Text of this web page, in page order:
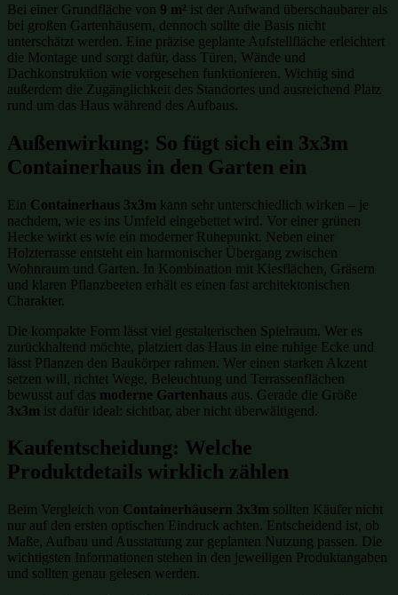
Bei einer Grundfläche von 9 m² ist der Aufwand überschaubarer als
bei großen Gartenhäusern, dennoch sollte die Basis nicht
unterschätzt werden. Eine präzise geplante Aufstellfläche erleichtert
die Montage und sorgt dafür, dass Türen, Wände und
Dachkonstruktion wie vorgesehen funktionieren. Wichtig sind
außerdem die Zugänglichkeit des Standortes und ausreichend Platz
rund um das Haus während des Aufbaus.
Außenwirkung: So fügt sich ein 3x3m
Containerhaus in den Garten ein
Ein Containerhaus 3x3m kann sehr unterschiedlich wirken – je
nachdem, wie es ins Umfeld eingebettet wird. Vor einer grünen
Hecke wirkt es wie ein moderner Ruhepunkt. Neben einer
Holzterrasse entsteht ein harmonischer Übergang zwischen
Wohnraum und Garten. In Kombination mit Kiesflächen, Gräsern
und klaren Pflanzbeeten erhält es einen fast architektonischen
Charakter.
Die kompakte Form lässt viel gestalterischen Spielraum. Wer es
zurückhaltend möchte, platziert das Haus in eine ruhige Ecke und
lässt Pflanzen den Baukörper rahmen. Wer einen starken Akzent
setzen will, richtet Wege, Beleuchtung und Terrassenflächen
bewusst auf das moderne Gartenhaus aus. Gerade die Größe
3x3m ist dafür ideal: sichtbar, aber nicht überwältigend.
Kaufentscheidung: Welche
Produktdetails wirklich zählen
Beim Vergleich von Containerhäusern 3x3m sollten Käufer nicht
nur auf den ersten optischen Eindruck achten. Entscheidend ist, ob
Maße, Aufbau und Ausstattung zur geplanten Nutzung passen. Die
wichtigsten Informationen stehen in den jeweiligen Produktangaben
und sollten genau gelesen werden.